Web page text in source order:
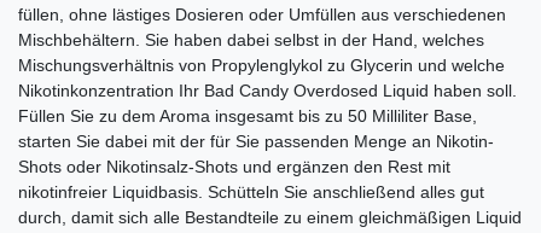
füllen, ohne lästiges Dosieren oder Umfüllen aus verschiedenen
Mischbehältern. Sie haben dabei selbst in der Hand, welches
Mischungsverhältnis von Propylenglykol zu Glycerin und welche
Nikotinkonzentration Ihr Bad Candy Overdosed Liquid haben soll.
Füllen Sie zu dem Aroma insgesamt bis zu 50 Milliliter Base,
starten Sie dabei mit der für Sie passenden Menge an Nikotin-
Shots oder Nikotinsalz-Shots und ergänzen den Rest mit
nikotinfreier Liquidbasis. Schütteln Sie anschließend alles gut
durch, damit sich alle Bestandteile zu einem gleichmäßigen Liquid